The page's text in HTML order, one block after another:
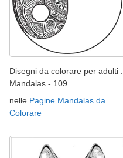
Disegni da colorare per adulti :
Mandalas - 109
nelle Pagine Mandalas da
Colorare